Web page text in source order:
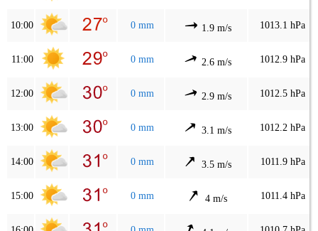
10:00 0 mm 1.9 m/s 1013.1 hPa
11:00 0 mm 2.6 m/s 1012.9 hPa
12:00 0 mm 2.9 m/s 1012.5 hPa
13:00 0 mm 3.1 m/s 1012.2 hPa
14:00 0 mm 3.5 m/s 1011.9 hPa
15:00 0 mm 4 m/s 1011.4 hPa